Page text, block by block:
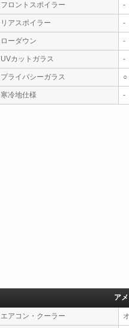
フロントスポイラー -
リアスポイラー -
ローダウン -
UVカットガラス -
プライバシーガラス ○
寒冷地仕様 -
ア
エアコン・クーラー